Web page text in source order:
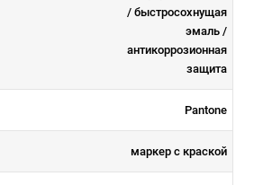
/ быстросохнущая
эмаль /
антикоррозионная
защита
Pantone
маркер с краской